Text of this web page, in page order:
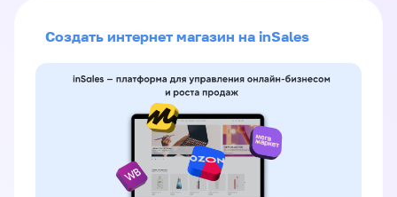
Создать интернет магазин на inSales